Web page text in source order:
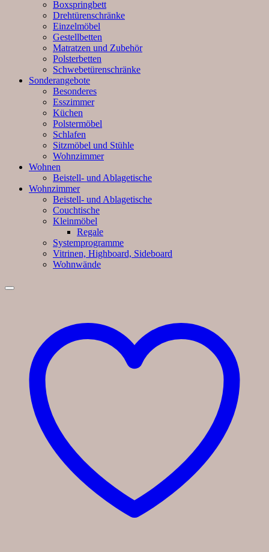
Boxspringbett
Drehtürenschränke
Einzelmöbel
Gestellbetten
Matratzen und Zubehör
Polsterbetten
Schwebetürenschränke
Sonderangebote
Besonderes
Esszimmer
Küchen
Polstermöbel
Schlafen
Sitzmöbel und Stühle
Wohnzimmer
Wohnen
Beistell- und Ablagetische
Wohnzimmer
Beistell- und Ablagetische
Couchtische
Kleinmöbel
Regale
Systemprogramme
Vitrinen, Highboard, Sideboard
Wohnwände